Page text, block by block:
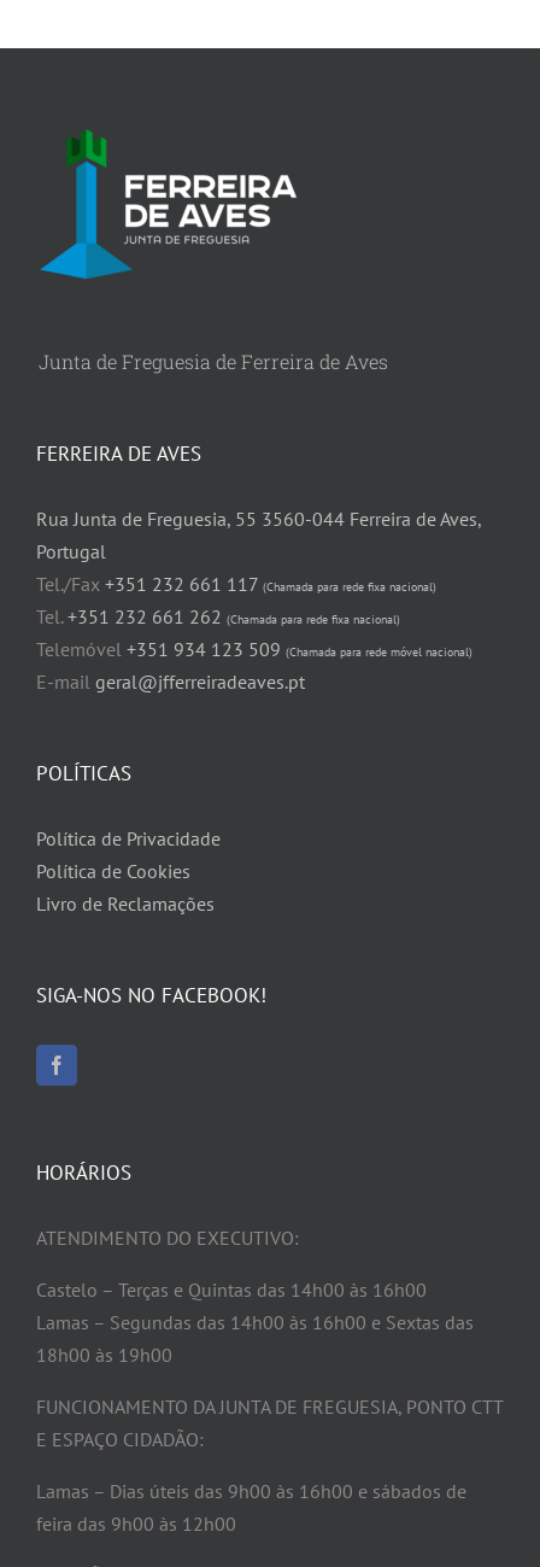
Junta de Freguesia de Ferreira de Aves
FERREIRA DE AVES
Rua Junta de Freguesia, 55 3560-044 Ferreira de Aves,
Portugal
Tel./Fax +351 232 661 117 (Chamada para rede fixa nacional)
Tel.+351 232 661 262 (Chamada para rede fixa nacional)
Telemóvel +351 934 123 509 (Chamada para rede móvel nacional)
E-mail geral@jfferreiradeaves.pt
POLÍTICAS
Política de Privacidade
Política de Cookies
Livro de Reclamações
SIGA-NOS NO FACEBOOK!
HORÁRIOS
ATENDIMENTO DO EXECUTIVO:
Castelo – Terças e Quintas das 14h00 às 16h00
Lamas – Segundas das 14h00 às 16h00 e Sextas das
18h00 às 19h00
FUNCIONAMENTO DA JUNTA DE FREGUESIA, PONTO CTT
E ESPAÇO CIDADÃO:
Lamas – Dias úteis das 9h00 às 16h00 e sábados de
feira das 9h00 às 12h00